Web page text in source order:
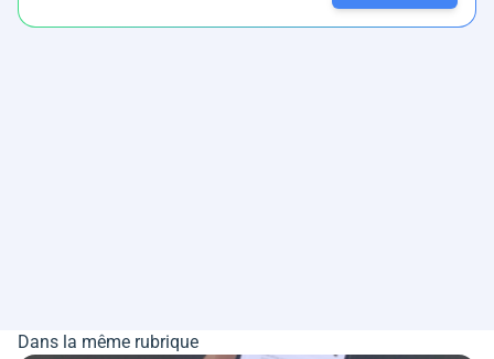
Dans la même rubrique